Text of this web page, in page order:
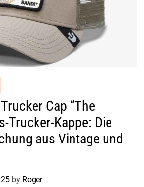
Cap “The
Trucker-Kappe: Die
aus Vintage und
by Roger